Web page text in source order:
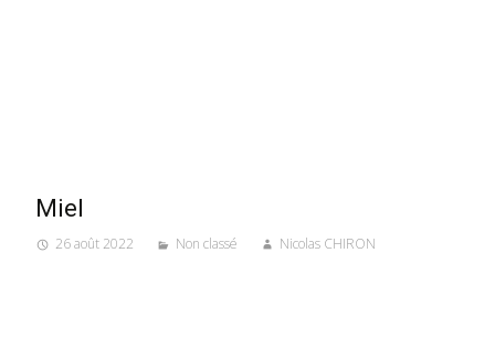
Miel
26 août 2022 Non classé Nicolas CHIRON